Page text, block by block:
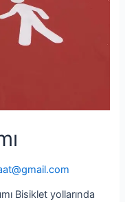
Bisiklet yollarında